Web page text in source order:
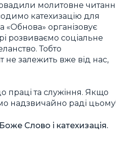
молитовне
катехизацію для
«Обнова» організовує
розвиваємо соціальне
Тобто
не залежить вже від нас,
праці та служіння. Якщо
надзвичайно раді
Слово і катехизація.